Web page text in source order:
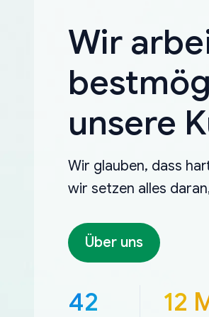
Wir
unsere
Wir glauben, dass
wir setzen alles
Über uns
42 12